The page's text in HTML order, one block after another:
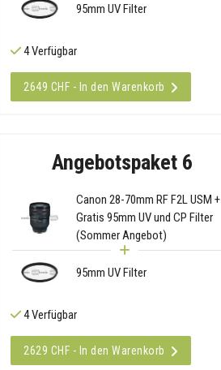
95mm UV Filter
4 Verfügbar
2649 CHF - In den Warenkorb
Angebotspaket 6
Canon 28-70mm RF F2L USM +
Gratis 95mm UV und CP Filter
(Sommer Angebot)
95mm UV Filter
4 Verfügbar
2629 CHF - In den Warenkorb